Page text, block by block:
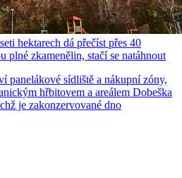
hektarech dá přečíst přes 40
plné zkamenělin, stačí se natáhnout
panelákové sídliště a nákupní zóny,
hřbitovem a areálem Dobeška
je zakonzervované dno